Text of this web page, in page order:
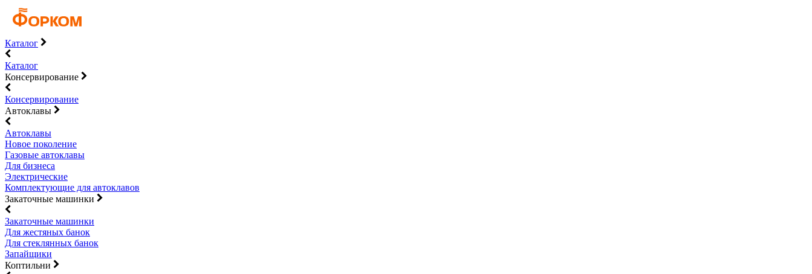
Каталог
Каталог
Консервирование
Консервирование
Автоклавы
Автоклавы
Новое поколение
Газовые автоклавы
Для бизнеса
Электрические
Комплектующие для автоклавов
Закаточные машинки
Закаточные машинки
Для жестяных банок
Для стеклянных банок
Запайщики
Коптильни